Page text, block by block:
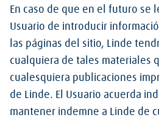
En caso de que en el futuro se
Usuario de introducir
las páginas del sitio, Linde
cualquiera de tales materiales
cualesquiera publicaciones
de Linde. El Usuario acuerda
mantener indemne a Linde de